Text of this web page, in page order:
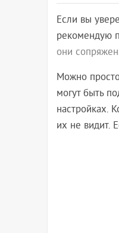
Если вы
рекомендую
они
Можно
могут быть
настройках.
их не видит.